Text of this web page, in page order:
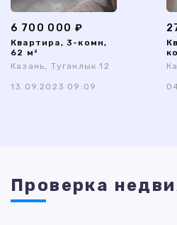
6 700 000 ₽
Квартира, 3-комн,
62 м²
Казань, Туганлык 12
13.09.2023 09:09
Проверка